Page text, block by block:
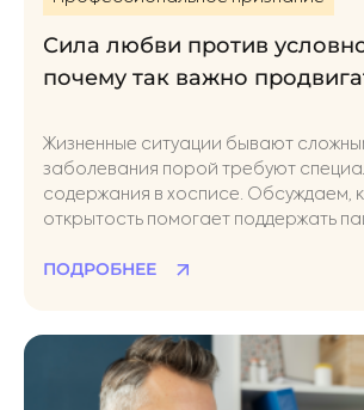
Сила любви против
почему так важно
Жизненные ситуации бывают
заболевания порой требуют
содержания в хосписе. Обсуждаем,
открытость помогает поддержать
ПОДРОБНЕЕ